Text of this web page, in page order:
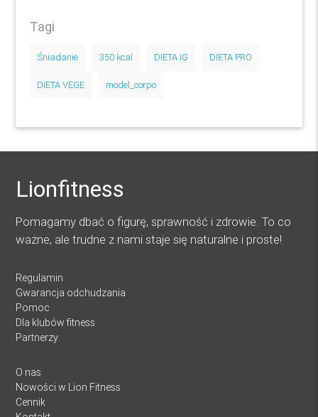
Tagi
Śniadanie 350 kcal DIETA IG DIETA PRO
DIETA VEGE model_corpo
Lionfitness
Pomagamy dbać o figurę, sprawność i zdrowie. To co
ważne, ale trudne z nami staje się naturalne i proste!
Regulamin
Gwarancja odchudzania
Pomoc
Dla klubów fitness
Partnerzy
O nas
Nowości w Lion Fitness
Cennik